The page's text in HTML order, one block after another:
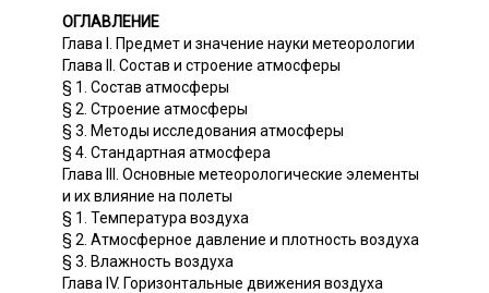
ОГЛАВЛЕНИЕ
Глава I. Предмет и значение науки метеорологии
Глава II. Состав и строение атмосферы
§ 1. Состав атмосферы
§ 2. Строение атмосферы
§ 3. Методы исследования атмосферы
§ 4. Стандартная атмосфера
Глава III. Основные метеорологические элементы
и их влияние на полеты
§ 1. Температура воздуха
§ 2. Атмосферное давление и плотность воздуха
§ 3. Влажность воздуха
Глава IV. Горизонтальные движения воздуха